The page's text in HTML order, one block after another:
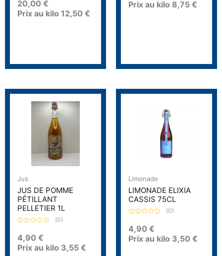
t
e
0
20,00 €
Prix au kilo 12,50 €
e
0Prix au kilo 8,75 €
Jus
JUS DE POMME
PÉTILLANT
PELLETIER 1L
o
t
e
0
(0)
4,90 €
Prix au kilo 3,55 €
Limonade
LIMONADE ELIXIA
CASSIS 75CL
o
t
e
0
(0)
4,90 €
Prix au kilo 3,50 €